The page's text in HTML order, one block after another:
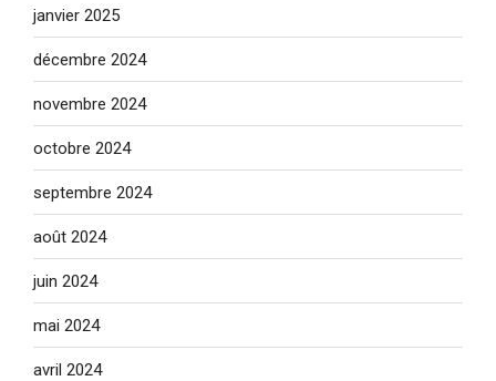
janvier 2025
décembre 2024
novembre 2024
octobre 2024
septembre 2024
août 2024
juin 2024
mai 2024
avril 2024